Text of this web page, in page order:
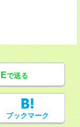
で送る
ブックマーク